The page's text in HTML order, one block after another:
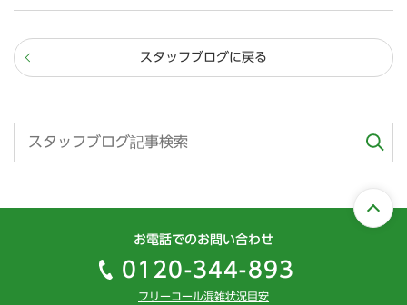
スタッフブログに戻る
お電話でのお問い合わせ
0120-344-893
フリーコール混雑状況目安